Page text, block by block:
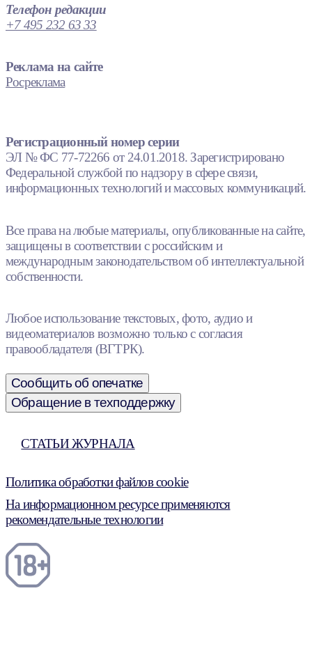
Телефон редакции
+7 495 232 63 33
Реклама на сайте
Росреклама
Регистрационный номер серии
ЭЛ № ФС 77-72266 от 24.01.2018. Зарегистрировано
Федеральной службой по надзору в сфере связи,
информационных технологий и массовых коммуникаций.
Все права на любые материалы, опубликованные на сайте,
защищены в соответствии с российским и
международным законодательством об интеллектуальной
собственности.
Любое использование текстовых, фото, аудио и
видеоматериалов возможно только с согласия
правообладателя (ВГТРК).
Сообщить об опечатке
Обращение в техподдержку
СТАТЬИ ЖУРНАЛА
Политика обработки файлов cookie
На информационном ресурсе применяются
рекомендательные технологии